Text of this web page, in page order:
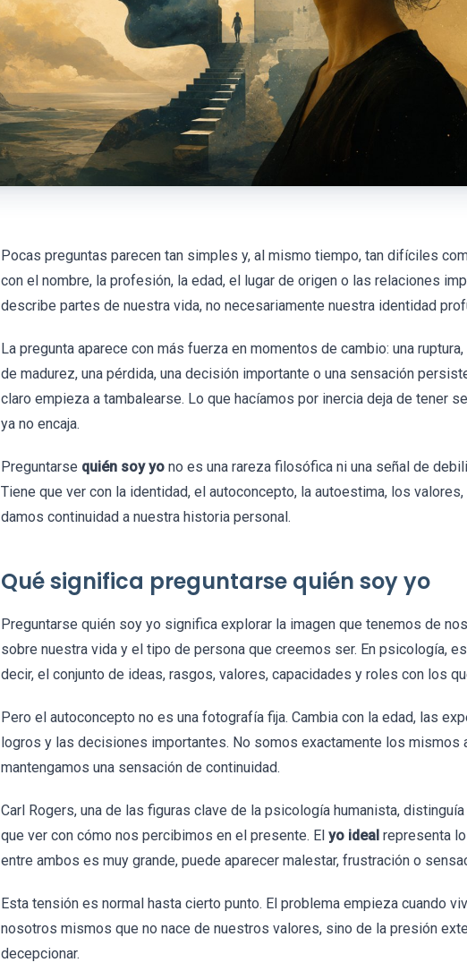
Pocas preguntas parecen tan simples y, al mismo tiempo, tan difíciles
con el nombre, la profesión, la edad, el lugar de origen o las relaciones
describe partes de nuestra vida, no necesariamente nuestra identidad
La pregunta aparece con más fuerza en momentos de cambio: una
de madurez, una pérdida, una decisión importante o una sensación
claro empieza a tambalearse. Lo que hacíamos por inercia deja de tener
ya no encaja.
Preguntarse quién soy yo no es una rareza filosófica ni una señal de
Tiene que ver con la identidad, el autoconcepto, la autoestima, los
damos continuidad a nuestra historia personal.
Qué significa preguntarse quién soy yo
Preguntarse quién soy yo significa explorar la imagen que tenemos de
sobre nuestra vida y el tipo de persona que creemos ser. En psicología,
decir, el conjunto de ideas, rasgos, valores, capacidades y roles con los
Pero el autoconcepto no es una fotografía fija. Cambia con la edad, las
logros y las decisiones importantes. No somos exactamente los mismos
mantengamos una sensación de continuidad.
Carl Rogers, una de las figuras clave de la psicología humanista,
que ver con cómo nos percibimos en el presente. El yo ideal representa
entre ambos es muy grande, puede aparecer malestar, frustración o
Esta tensión es normal hasta cierto punto. El problema empieza cuando
nosotros mismos que no nace de nuestros valores, sino de la presión
decepcionar.